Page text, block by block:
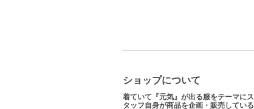
ショップについて
着ていて『元気』が出る服をテーマにス
タッフ自身が商品を企画・販売している